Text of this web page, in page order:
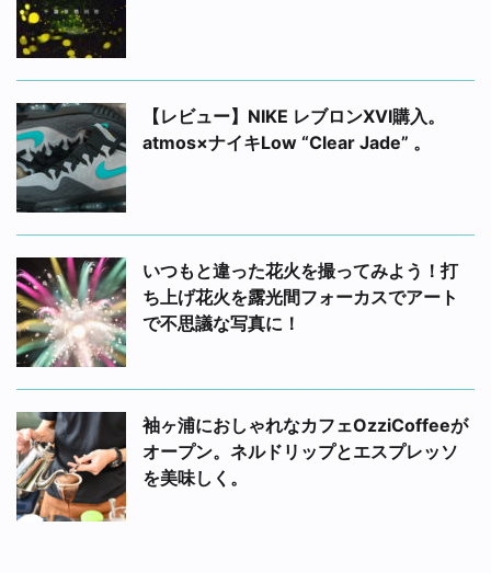
【レビュー】NIKE レブロンXVI購入。
atmos×ナイキLow “Clear Jade” 。
いつもと違った花火を撮ってみよう！打
ち上げ花火を露光間フォーカスでアート
で不思議な写真に！
袖ヶ浦におしゃれなカフェOzziCoffeeが
オープン。ネルドリップとエスプレッソ
を美味しく。